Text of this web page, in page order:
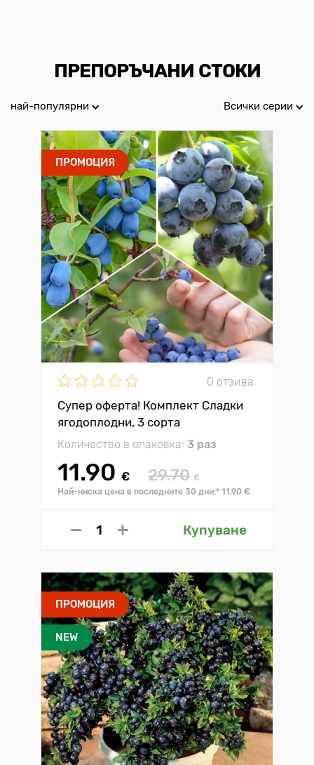
ПРЕПОРЪЧАНИ СТОКИ
най-популярни Всички серии
ПРОМОЦИЯ
0 отзива
Супер оферта! Комплект Сладки
ягодоплодни, 3 сорта
Количество в опаковка: 3 раз
11.90 € 29.70 €
Най-ниска цена в последните 30 дни:* 11.90 €
Купуване
ПРОМОЦИЯ
NEW